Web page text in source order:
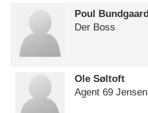
Poul Bundgaard
Der Boss
Ole Søltoft
Agent 69 Jensen